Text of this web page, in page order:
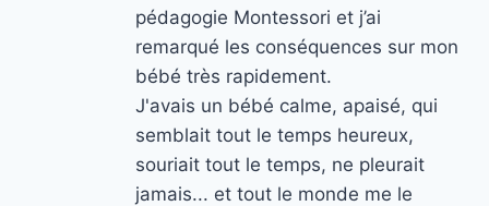
pédagogie Montessori et j’ai
remarqué les conséquences sur mon
bébé très rapidement.
J'avais un bébé calme, apaisé, qui
semblait tout le temps heureux,
souriait tout le temps, ne pleurait
jamais... et tout le monde me le